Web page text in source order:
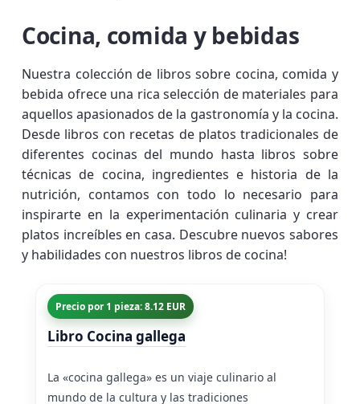
Cocina, comida y bebidas
Nuestra colección de libros sobre cocina, comida y
bebida ofrece una rica selección de materiales para
aquellos apasionados de la gastronomía y la cocina.
Desde libros con recetas de platos tradicionales de
diferentes cocinas del mundo hasta libros sobre
técnicas de cocina, ingredientes e historia de la
nutrición, contamos con todo lo necesario para
inspirarte en la experimentación culinaria y crear
platos increíbles en casa. Descubre nuevos sabores
y habilidades con nuestros libros de cocina!
Precio por 1 pieza: 8.12 EUR
Libro Cocina gallega
La «cocina gallega» es un viaje culinario al
mundo de la cultura y las tradiciones